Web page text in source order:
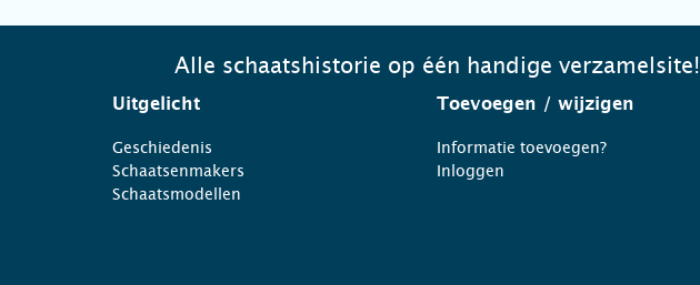
Alle schaatshistorie op één handige verzamelsite!
Uitgelicht
Geschiedenis
Schaatsenmakers
Schaatsmodellen
Toevoegen / wijzigen
Informatie toevoegen?
Inloggen